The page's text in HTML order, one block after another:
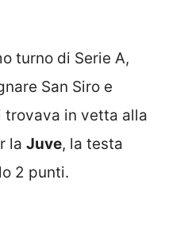
turno di Serie A,
San Siro e
trovava in vetta alla
la Juve, la testa
2 punti.